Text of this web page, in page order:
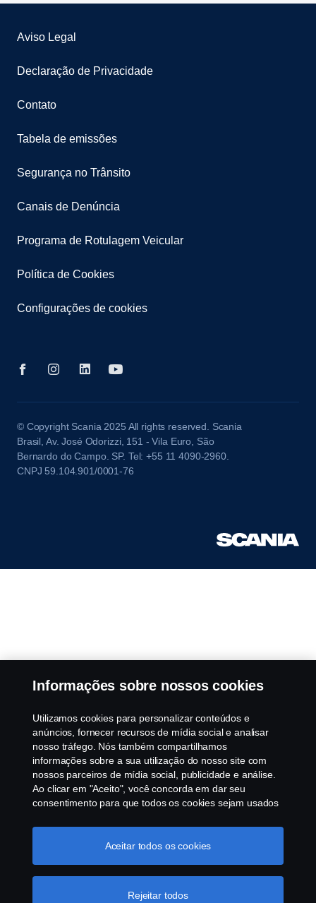
Aviso Legal
Declaração de Privacidade
Contato
Tabela de emissões
Segurança no Trânsito
Canais de Denúncia
Programa de Rotulagem Veicular
Política de Cookies
Configurações de cookies
© Copyright Scania 2025 All rights reserved. Scania
Brasil, Av. José Odorizzi, 151 - Vila Euro, São
Bernardo do Campo. SP. Tel: +55 11 4090-2960.
CNPJ 59.104.901/0001-76
Informações sobre nossos cookies
Utilizamos cookies para personalizar conteúdos e
anúncios, fornecer recursos de mídia social e analisar
nosso tráfego. Nós também compartilhamos
informações sobre a sua utilização do nosso site com
nossos parceiros de mídia social, publicidade e análise.
Ao clicar em "Aceito", você concorda em dar seu
consentimento para que todos os cookies sejam usados
gerenciar a utilização dos cookies clicando em
"Configurações de cookies" e selecionando as
Rejeitar todos
Aceitar todos os cookies